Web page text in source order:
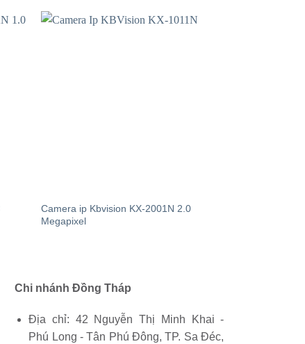
Camera ip Kbvision KX-2001N 2.0
Megapixel
Chi nhánh Đồng Tháp
Địa chỉ: 42 Nguyễn Thị Minh Khai -
Phú Long - Tân Phú Đông, TP. Sa Đéc,